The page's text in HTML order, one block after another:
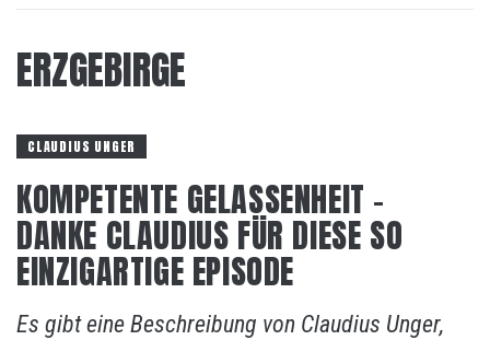
ERZGEBIRGE
CLAUDIUS UNGER
KOMPETENTE GELASSENHEIT –
DANKE CLAUDIUS FÜR DIESE SO
EINZIGARTIGE EPISODE
Es gibt eine Beschreibung von Claudius Unger,